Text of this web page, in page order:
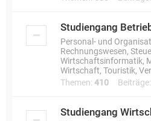
Studiengang
Personal- und
Rechnungswesen,
Wirtschaftsinformatik,
Wirtschaft, Touristik,
Themen: 410 Beiträge:
Studiengang